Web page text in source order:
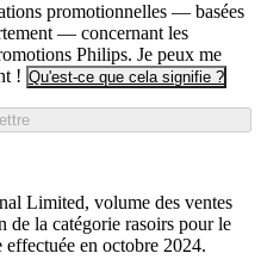
promotionnelles — basées
— concernant les
Philips. Je peux me
! Qu'est-ce que cela signifie ?
Limited, volume des ventes
de la catégorie rasoirs pour le
en octobre 2024.